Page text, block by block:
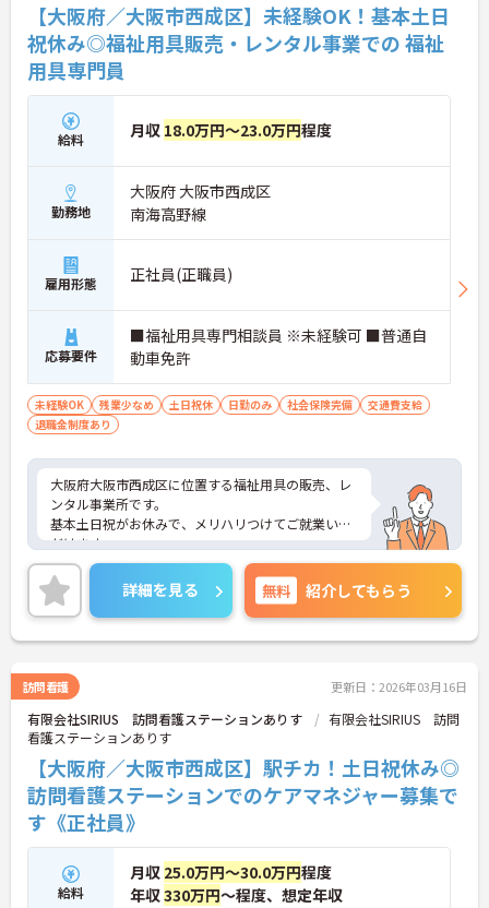
【大阪府／大阪市西成区】未経験OK！基本土日
祝休み◎福祉用具販売・レンタル事業での 福祉
用具専門員
給料 月収 18.0万円～23.0万円程度
勤務地
大阪府 大阪市西成区
南海高野線
雇用形態 正社員(正職員)
応募要件
■福祉用具専門相談員 ※未経験可 ■普通自
動車免許
未経験OK 残業少なめ 土日祝休 日勤のみ 社会保険完備
交通費支給
退職金制度あり
大阪府大阪市西成区に位置する福祉用具の販売、レ
ンタル事業所です。
基本土日祝がお休みで、メリハリつけてご就業いた
だけます。
未経験の方もチャレンジいただけ、働きやすい環境
です。
ご興味のある方には、面接対策ポイントなど、さら
に詳細をお話しいたしますのでお気軽にご相談くだ
さい！
詳細を見る 無料 紹介してもらう
訪問看護 更新日：2026年03月16日
有限会社SIRIUS 訪問看護ステーションありす
有限会社SIRIUS 訪問
看護ステーションありす
【大阪府／大阪市西成区】駅チカ！土日祝休み◎
訪問看護ステーションでのケアマネジャー募集で
す《正社員》
給料
月収 25.0万円～30.0万円程度
年収330万円～程度、想定年収